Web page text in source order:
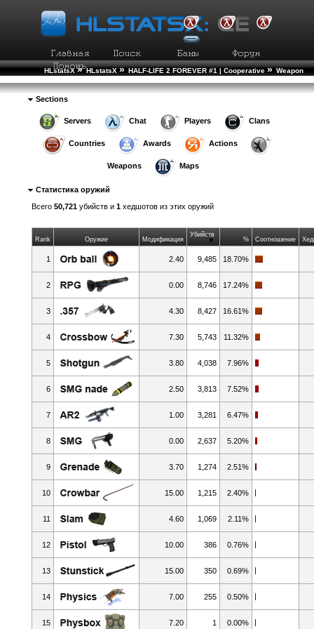
HLstatsX » HLstatsX » HALF-LIFE 2 FOREVER #1 | Cooperative » Weapon
Sections
Servers Chat Players Clans
Countries Awards Actions
Weapons Maps
Статистика оружий
Всего50,721 убийств и1 хедшотов из этих оружий
Rank Оружие Модификация
Убийств
% Соотношение
1 2.40 9,485 18.70%
2 0.00 8,746 17.24%
3 4.30 8,427 16.61%
4 7.30 5,743 11.32%
5 3.80 4,038 7.96%
6 2.50 3,813 7.52%
7 1.00 3,281 6.47%
8 0.00 2,637 5.20%
9 3.70 1,274 2.51%
10 15.00 1,215 2.40%
11 4.60 1,069 2.11%
12 10.00 386 0.76%
13 15.00 350 0.69%
14 7.00 255 0.50%
15 7.20 1 0.00%